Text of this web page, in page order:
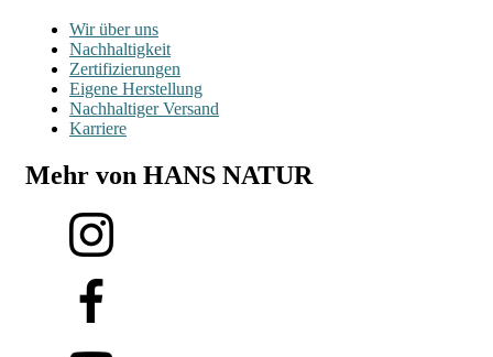
Wir über uns
Nachhaltigkeit
Zertifizierungen
Eigene Herstellung
Nachhaltiger Versand
Karriere
Mehr von HANS NATUR